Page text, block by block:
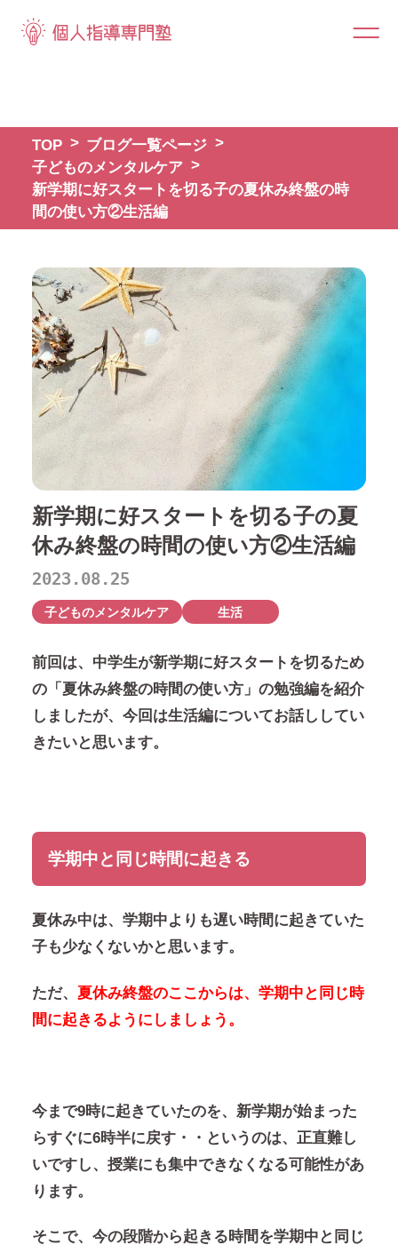
TOP
ブログ一覧ページ
子どものメンタルケア
新学期に好スタートを切る子の夏休み終盤の時
間の使い方②生活編
新学期に好スタートを切る子の夏
休み終盤の時間の使い方②生活編
2023.08.25
子どものメンタルケア 生活
前回は、中学生が新学期に好スタートを切るため
の「夏休み終盤の時間の使い方」の勉強編を紹介
しましたが、今回は生活編についてお話ししてい
きたいと思います。
学期中と同じ時間に起きる
夏休み中は、学期中よりも遅い時間に起きていた
子も少なくないかと思います。
ただ、 夏休み終盤のここからは、学期中と同じ時
間に起きるようにしましょう。
今まで9時に起きていたのを、新学期が始まった
らすぐに6時半に戻す・・というのは、正直難し
いですし、授業にも集中できなくなる可能性があ
ります。
そこで、 今の段階から起きる時間を学期中と同じ